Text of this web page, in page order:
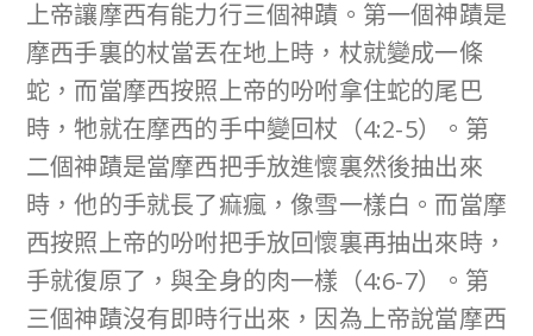
上帝讓摩西有能力行三個神蹟。第一個神蹟是
摩西手裏的杖當丟在地上時，杖就變成一條
蛇，而當摩西按照上帝的吩咐拿住蛇的尾巴
時，牠就在摩西的手中變回杖（4:2-5）。第
二個神蹟是當摩西把手放進懷裏然後抽出來
時，他的手就長了痲瘋，像雪一樣白。而當摩
西按照上帝的吩咐把手放回懷裏再抽出來時，
手就復原了，與全身的肉一樣（4:6-7）。第
三個神蹟沒有即時行出來，因為上帝說當摩西